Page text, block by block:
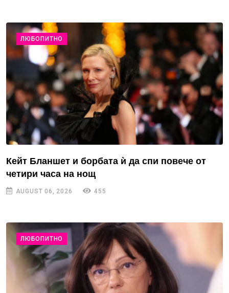
ЛЮБОПИТНО
Кейт Бланшет и борбата ѝ да спи повече от
четири часа на нощ
AUGUST 06, 2026 455
ЛЮБОПИТНО